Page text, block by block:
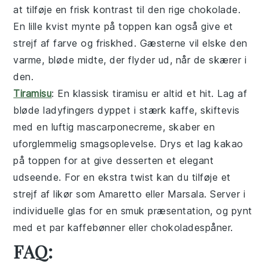
at tilføje en frisk kontrast til den rige chokolade.
En lille kvist mynte på toppen kan også give et
strejf af farve og friskhed. Gæsterne vil elske den
varme, bløde midte, der flyder ud, når de skærer i
den.
Tiramisu: En klassisktiramisu er altid et hit. Lag af
bløde ladyfingers dyppet i stærk kaffe, skiftevis
med en luftig mascarponecreme, skaber en
uforglemmelig smagsoplevelse. Drys et lag kakao
på toppen for at give desserten et elegant
udseende. For en ekstra twist kan du tilføje et
strejf af likør som Amaretto eller Marsala. Server i
individuelle glas for en smuk præsentation, og pynt
med et par kaffebønner eller chokoladespåner.
FAQ: